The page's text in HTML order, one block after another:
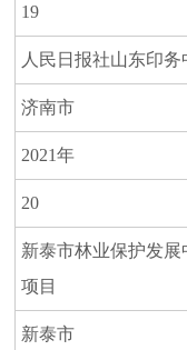
19
人民日报社山东印
济南市
2021年
20
新泰市林业保护发
项目
新泰市